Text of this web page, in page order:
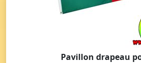
Pavillon drapeau